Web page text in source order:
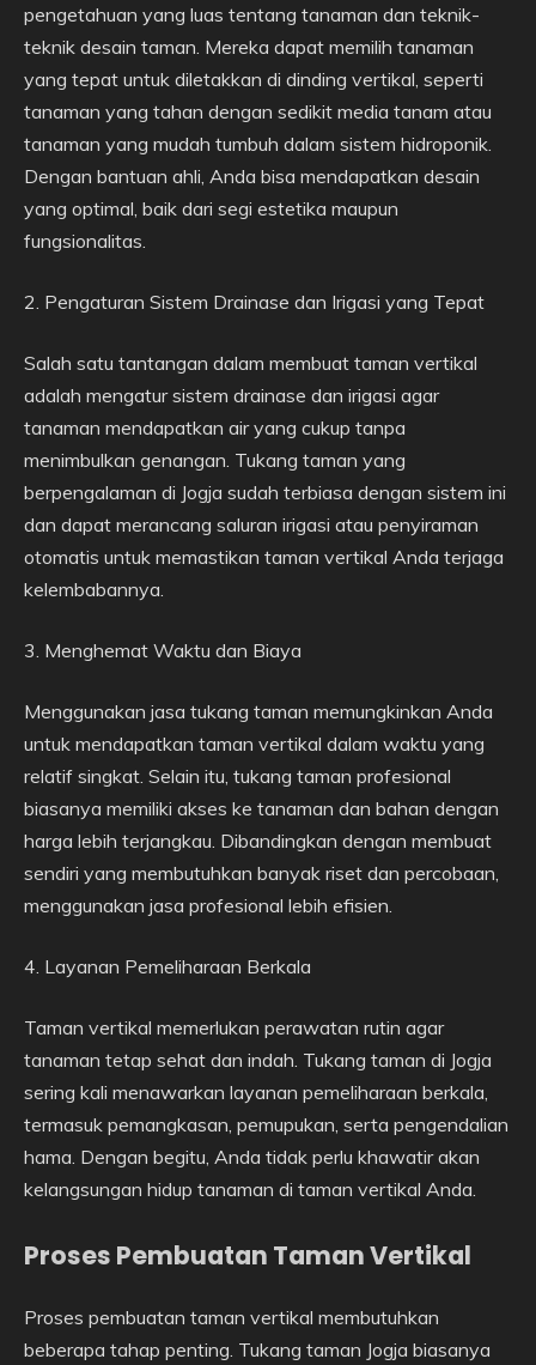
pengetahuan yang luas tentang tanaman dan teknik-
teknik desain taman. Mereka dapat memilih tanaman
yang tepat untuk diletakkan di dinding vertikal, seperti
tanaman yang tahan dengan sedikit media tanam atau
tanaman yang mudah tumbuh dalam sistem hidroponik.
Dengan bantuan ahli, Anda bisa mendapatkan desain
yang optimal, baik dari segi estetika maupun
fungsionalitas.
2. Pengaturan Sistem Drainase dan Irigasi yang Tepat
Salah satu tantangan dalam membuat taman vertikal
adalah mengatur sistem drainase dan irigasi agar
tanaman mendapatkan air yang cukup tanpa
menimbulkan genangan. Tukang taman yang
berpengalaman di Jogja sudah terbiasa dengan sistem ini
dan dapat merancang saluran irigasi atau penyiraman
otomatis untuk memastikan taman vertikal Anda terjaga
kelembabannya.
3. Menghemat Waktu dan Biaya
Menggunakan jasa tukang taman memungkinkan Anda
untuk mendapatkan taman vertikal dalam waktu yang
relatif singkat. Selain itu, tukang taman profesional
biasanya memiliki akses ke tanaman dan bahan dengan
harga lebih terjangkau. Dibandingkan dengan membuat
sendiri yang membutuhkan banyak riset dan percobaan,
menggunakan jasa profesional lebih efisien.
4. Layanan Pemeliharaan Berkala
Taman vertikal memerlukan perawatan rutin agar
tanaman tetap sehat dan indah. Tukang taman di Jogja
sering kali menawarkan layanan pemeliharaan berkala,
termasuk pemangkasan, pemupukan, serta pengendalian
hama. Dengan begitu, Anda tidak perlu khawatir akan
kelangsungan hidup tanaman di taman vertikal Anda.
Proses Pembuatan Taman Vertikal
Proses pembuatan taman vertikal membutuhkan
beberapa tahap penting. Tukang taman Jogja biasanya